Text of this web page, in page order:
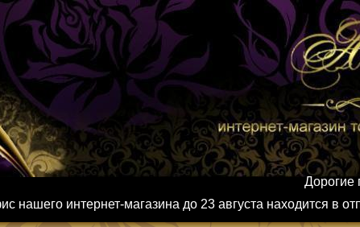
Дорогие
нашего интернет-магазина до 23 августа находится в